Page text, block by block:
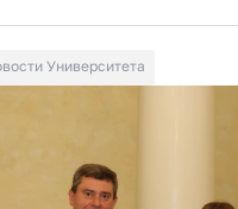
Университета